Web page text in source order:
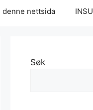
denne nettsida INSU
Søk